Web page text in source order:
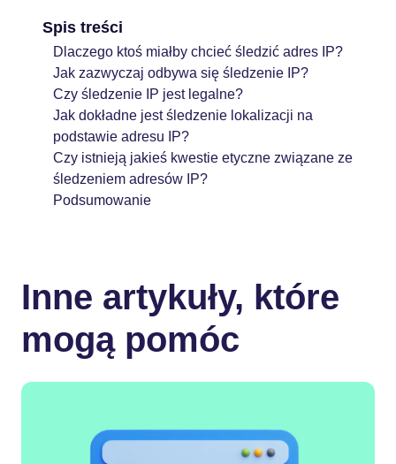
Spis treści
Dlaczego ktoś miałby chcieć śledzić adres IP?
Jak zazwyczaj odbywa się śledzenie IP?
Czy śledzenie IP jest legalne?
Jak dokładne jest śledzenie lokalizacji na
podstawie adresu IP?
Czy istnieją jakieś kwestie etyczne związane ze
śledzeniem adresów IP?
Podsumowanie
Inne artykuły, które
mogą pomóc